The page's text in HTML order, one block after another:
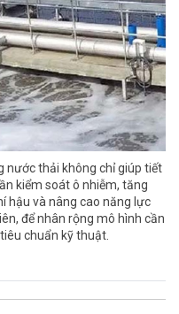
nước thải không chỉ giúp tiết
kiểm soát ô nhiễm, tăng
hậu và nâng cao năng lực
để nhân rộng mô hình cần
chuẩn kỹ thuật.